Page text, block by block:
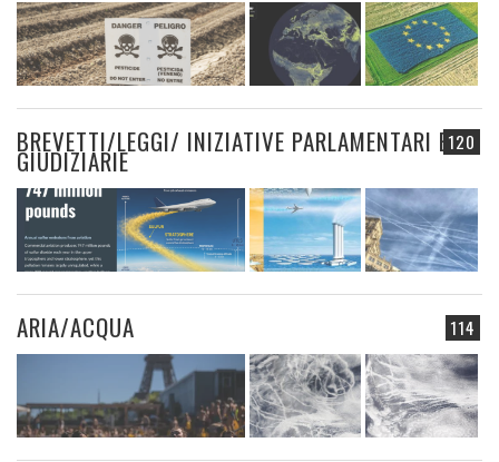
120
BREVETTI/LEGGI/ INIZIATIVE PARLAMENTARI E
GIUDIZIARIE
114
ARIA/ACQUA